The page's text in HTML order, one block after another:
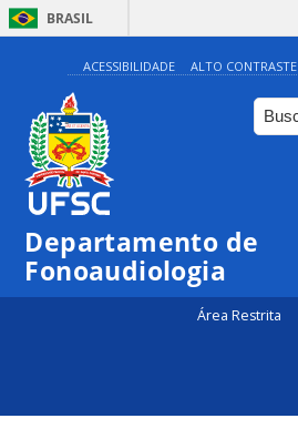
BRASIL
ACESSIBILIDADE ALTO CONTRASTE
Departamento de
Fonoaudiologia
Área Restrita